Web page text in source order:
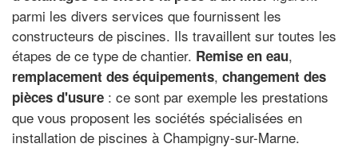
parmi les divers services que fournissent les
constructeurs de piscines. Ils travaillent sur toutes les
étapes de ce type de chantier. Remise en eau,
remplacement des équipements, changement des
pièces d'usure : ce sont par exemple les prestations
que vous proposent les sociétés spécialisées en
installation de piscines à Champigny-sur-Marne.